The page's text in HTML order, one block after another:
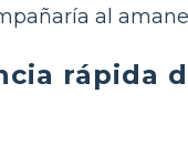
al
rápida